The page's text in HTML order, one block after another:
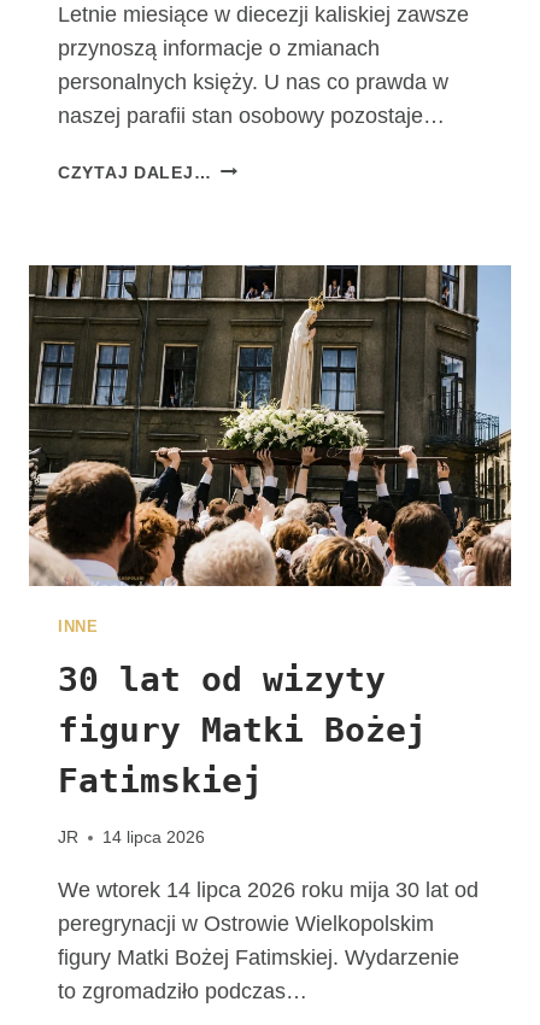
Letnie miesiące w diecezji kaliskiej zawsze
przynoszą informacje o zmianach
personalnych księży. U nas co prawda w
naszej parafii stan osobowy pozostaje…
CZYTAJ DALEJ… Z
Y
P
S
O
N
A
L
N
E
E
C
Z
A
L
S
K
INNE
30 lat od wizyty
figury Matki Bożej
Fatimskiej
JR 14 lipca 2026
We wtorek 14 lipca 2026 roku mija 30 lat od
peregrynacji w Ostrowie Wielkopolskim
figury Matki Bożej Fatimskiej. Wydarzenie
to zgromadziło podczas…